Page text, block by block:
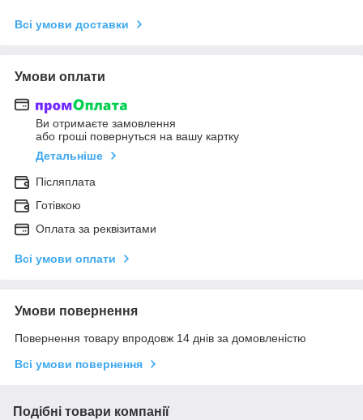
Всі умови доставки
Умови оплати
Ви отримаєте замовлення
або гроші повернуться на вашу картку
Детальніше
Післяплата
Готівкою
Оплата за реквізитами
Всі умови оплати
Умови повернення
Повернення товару впродовж 14 днів за домовленістю
Всі умови повернення
Подібні товари компанії